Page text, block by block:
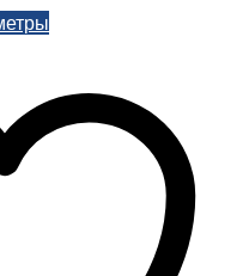
несколько
вариаций.
Опции